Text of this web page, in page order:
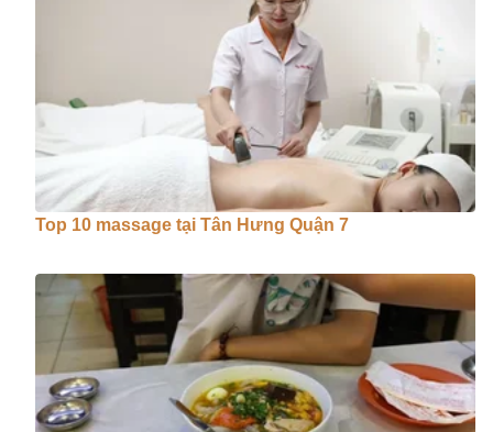
Top 10 massage tại Tân Hưng Quận 7